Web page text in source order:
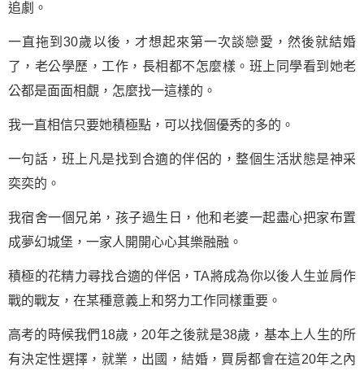
追劇。
一直拖到30歲以後，才想起來第一次談戀愛，然後就結婚
了，老公學歷，工作，長相都不怎麼樣。班上同學看到她老
公都是面面相覷，怎麼找一這樣的。
我一直相信只要她積極點，可以找個優秀的多的。
一句話 ，班上凡是找到合適的伴侶的，整個生活狀態是神采
奕奕的。
我宿舍一個兄弟，孩子過生日，他和老婆一起盡心把家布置
成夢幻城堡，一家人開開心心其樂融融。
積極的花精力尋找合適的伴侶，TA將成為你以後人生並肩作
戰的戰友，在某種意義上和努力工作同樣重要。
高考的時候我們18歲，20年之後就是38歲，基本上人生的所
有決定性選擇，就業，出國，結婚，買房都會在這20年之內